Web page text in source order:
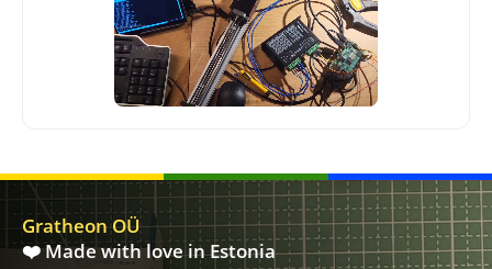
Gratheon OÜ
❤️ Made with love in Estonia